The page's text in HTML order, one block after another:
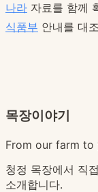
나라 자료를 함께
식품부 안내를 대
목장이야기
From our farm to
청정 목장에서 직
소개합니다.